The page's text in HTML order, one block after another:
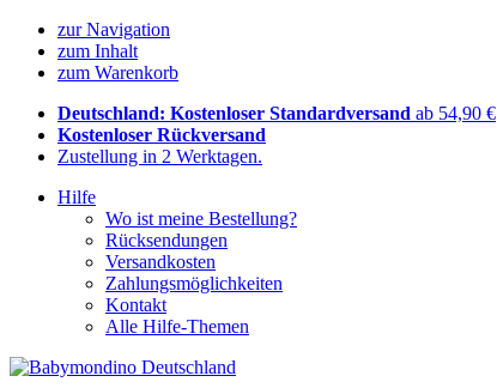
zur Navigation
zum Inhalt
zum Warenkorb
Deutschland: Kostenloser Standardversand ab 54,90 €
Kostenloser Rückversand
Zustellung in 2 Werktagen.
Hilfe
Wo ist meine Bestellung?
Rücksendungen
Versandkosten
Zahlungsmöglichkeiten
Kontakt
Alle Hilfe-Themen